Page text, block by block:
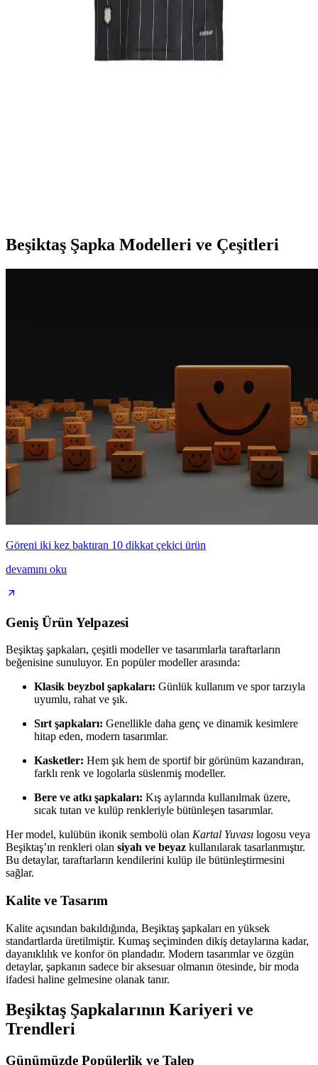
detaylarıyla bu sezonun forması, kulüp tarihinin önemli bir
Beşiktaş Atatürk Formaları: Tarih ve Milli
Değerlerin Birleştiği Spor Giysisi
Beşiktaş Şapka Modelleri ve Çeşitleri
Göreni iki kez baktıran 10 dikkat çekici ürün
devamını oku
Geniş Ürün Yelpazesi
Beşiktaş şapkaları, çeşitli modeller ve tasarımlarla taraftarların
beğenisine sunuluyor. En popüler modeller arasında:
Klasik beyzbol şapkaları: Günlük kullanım ve spor tarzıyla
uyumlu, rahat ve şık.
Sırt şapkaları: Genellikle daha genç ve dinamik kesimlere
hitap eden, modern tasarımlar.
Kasketler: Hem şık hem de sportif bir görünüm kazandıran,
farklı renk ve logolarla süslenmiş modeller.
Bere ve atkı şapkaları: Kış aylarında kullanılmak üzere,
sıcak tutan ve kulüp renkleriyle bütünleşen tasarımlar.
Her model, kulübün ikonik sembolü olan Kartal Yuvası logosu veya
Beşiktaş’ın renkleri olan siyah ve beyaz kullanılarak tasarlanmıştır.
Bu detaylar, taraftarların kendilerini kulüp ile bütünleştirmesini
sağlar.
Kalite ve Tasarım
Kalite açısından bakıldığında, Beşiktaş şapkaları en yüksek
standartlarda üretilmiştir. Kumaş seçiminden dikiş detaylarına kadar,
dayanıklılık ve konfor ön plandadır. Modern tasarımlar ve özgün
detaylar, şapkanın sadece bir aksesuar olmanın ötesinde, bir moda
ifadesi haline gelmesine olanak tanır.
Beşiktaş Şapkalarının Kariyeri ve
Trendleri
Günümüzde Popülerlik ve Talep